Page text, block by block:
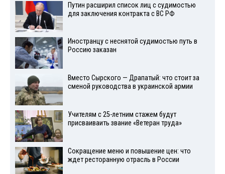
Путин расширил список лиц с судимостью
для заключения контракта с ВС РФ
Иностранцу с неснятой судимостью путь в
Россию заказан
Вместо Сырского — Драпатый: что стоит за
сменой руководства в украинской армии
Учителям с 25-летним стажем будут
присваиваить звание «Ветеран труда»
Сокращение меню и повышение цен: что
ждет ресторанную отрасль в России